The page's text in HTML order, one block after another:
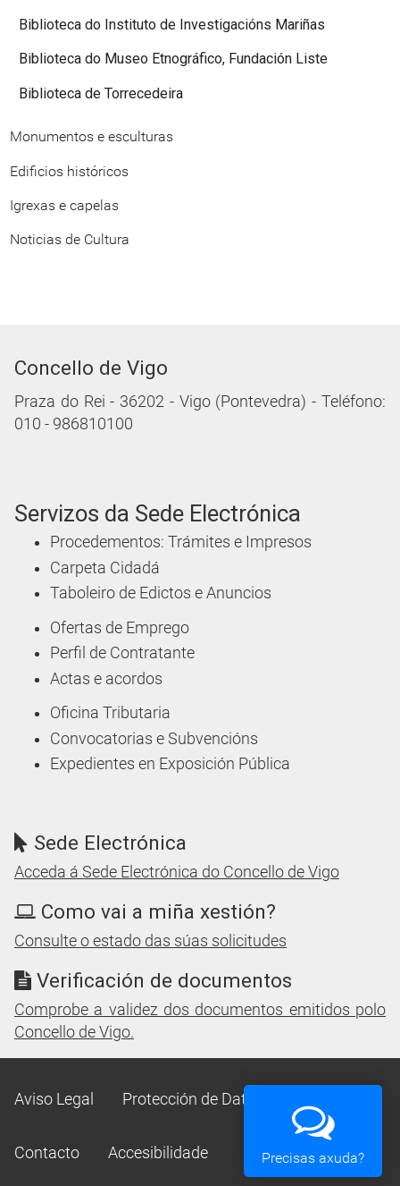
Biblioteca do Instituto de Investigacións Mariñas
Biblioteca do Museo Etnográfico, Fundación Liste
Biblioteca de Torrecedeira
Monumentos e esculturas
Edificios históricos
Igrexas e capelas
Noticias de Cultura
Concello de Vigo
Praza do Rei - 36202 - Vigo (Pontevedra) - Teléfono:
010 - 986810100
Servizos da Sede Electrónica
Procedementos: Trámites e Impresos
Carpeta Cidadá
Taboleiro de Edictos e Anuncios
Ofertas de Emprego
Perfil de Contratante
Actas e acordos
Oficina Tributaria
Convocatorias e Subvencións
Expedientes en Exposición Pública
Sede Electrónica
Acceda á Sede Electrónica do Concello de Vigo
Como vai a miña xestión?
Consulte o estado das súas solicitudes
Verificación de documentos
Comprobe a validez dos documentos emitidos polo
Concello de Vigo.
Aviso Legal Protección de Datos
Contacto Accesibilidade Precisas axuda?